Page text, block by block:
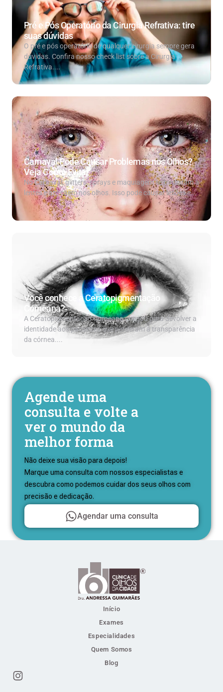
Pré e Pós Operatório da Cirurgia Refrativa: tire
suas dúvidas
O pré e pós operatório de qualquer cirurgia sempre gera
dúvidas. Confira nosso check list sobre a Cirurgia
Refrativa....
Carnaval Pode Causar Problemas nos Olhos?
Veja Como Evitar
No Carnaval, glitters, sprays e maquiagem se misturam a
lentes e até caem nos olhos. Isso pode causar lesões e...
Você conhece a Ceratopigmentação
Corneana?
A Ceratopigmentação Corneana chegou para devolver a
identidade aos pacientes que perderam a transparência
da córnea....
Agende uma
consulta e volte a
ver o mundo da
melhor forma
Não deixe sua visão para depois!
Marque uma consulta com nossos especialistas e
descubra como podemos cuidar dos seus olhos com
precisão e dedicação.
Agendar uma consulta
Início
Exames
Especialidades
Quem Somos
Blog